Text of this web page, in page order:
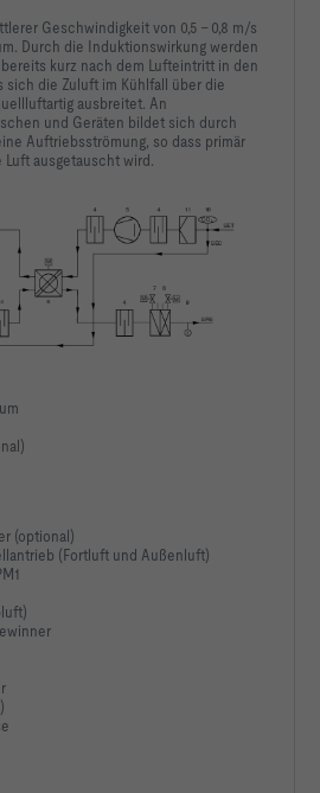
(optional)
(Fortluft und Außenluft)
Geschwindigkeit von 0,5 – 0,8 m/s
Durch die Induktionswirkung werden
kurz nach dem Lufteintritt in den
sich die Zuluft im Kühlfall über die
ausbreitet. An
und Geräten bildet sich durch
Auftriebsströmung, so dass primär
ausgetauscht wird.